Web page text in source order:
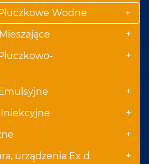
Wodne +
+
+
+
Iniekcyjne +
+
urządzenia Ex d +